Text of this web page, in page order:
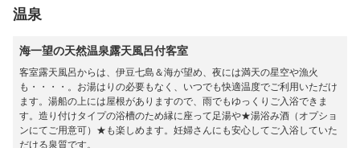
温泉
海一望の天然温泉露天風呂付客室
客室露天風呂からは、伊豆七島＆海が望め、夜には満天の星空や漁火
も・・・・。お湯はりの必要もなく、いつでも快適温度でご利用いただけ
ます。湯船の上には屋根がありますので、雨でもゆっくりご入浴できま
す。造り付けタイプの浴槽のため縁に座って足湯や★湯浴み酒（オプショ
ンにてご用意可）★も楽しめます。妊婦さんにも安心してご入浴していた
だける泉質です。